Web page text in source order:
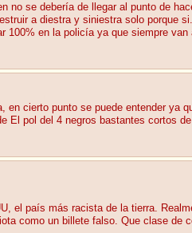
no se debería de llegar al punto de
a diestra y siniestra solo porque
100% en la policía ya que siempre
cierto punto se puede entender ya
pol del 4 negros bastantes cortos
el país más racista de la tierra.
como un billete falso. Que clase de